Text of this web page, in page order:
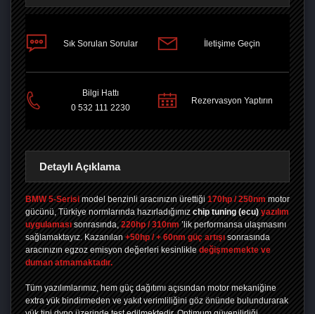
Sık Sorulan Sorular İletişime Geçin
Bilgi Hattı
0 532 111 2230
Rezervasyon Yaptırın
Detaylı Açıklama
BMW 5-Serisi model benzinli aracınızın ürettiği 170hp / 250nm motor
gücünü, Türkiye normlarında hazırladığımız chip tuning (ecu) yazılım
uygulaması sonrasında, 220hp / 310nm ’lik performansa ulaşmasını
sağlamaktayız. Kazanılan +50hp / + 60nm güç artışı sonrasında
aracınızın egzoz emisyon değerleri kesinlikle değişmemekte ve
duman atmamaktadır.
Tüm yazılımlarımız, hem güç dağıtımı açısından motor mekaniğine
extra yük bindirmeden ve yakıt verimliliğini göz önünde bulundurarak